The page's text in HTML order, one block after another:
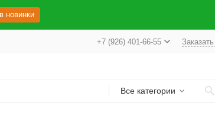
новинки
+7 (926) 401-66-55
Все категории